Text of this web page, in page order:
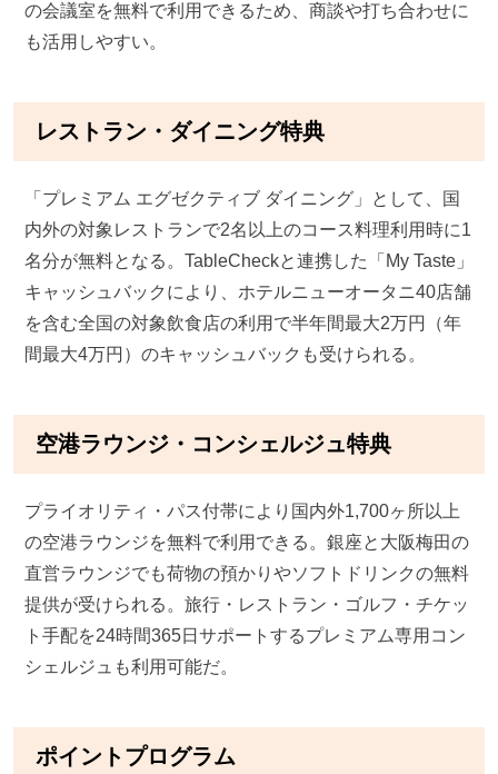
の会議室を無料で利用できるため、商談や打ち合わせに
も活用しやすい。
レストラン・ダイニング特典
「プレミアム エグゼクティブ ダイニング」として、国
内外の対象レストランで2名以上のコース料理利用時に1
名分が無料となる。TableCheckと連携した「My Taste」
キャッシュバックにより、ホテルニューオータニ40店舗
を含む全国の対象飲食店の利用で半年間最大2万円（年
間最大4万円）のキャッシュバックも受けられる。
空港ラウンジ・コンシェルジュ特典
プライオリティ・パス付帯により国内外1,700ヶ所以上
の空港ラウンジを無料で利用できる。銀座と大阪梅田の
直営ラウンジでも荷物の預かりやソフトドリンクの無料
提供が受けられる。旅行・レストラン・ゴルフ・チケッ
ト手配を24時間365日サポートするプレミアム専用コン
シェルジュも利用可能だ。
ポイントプログラム